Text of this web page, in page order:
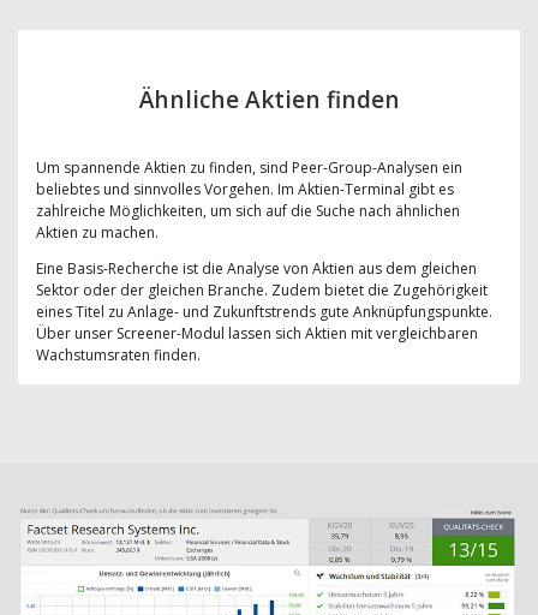
Ähnliche Aktien finden
Um spannende Aktien zu finden, sind Peer-Group-Analysen ein
beliebtes und sinnvolles Vorgehen. Im Aktien-Terminal gibt es
zahlreiche Möglichkeiten, um sich auf die Suche nach ähnlichen
Aktien zu machen.
Eine Basis-Recherche ist die Analyse von Aktien aus dem gleichen
Sektor oder der gleichen Branche. Zudem bietet die Zugehörigkeit
eines Titel zu Anlage- und Zukunftstrends gute Anknüpfungspunkte.
Über unser Screener-Modul lassen sich Aktien mit vergleichbaren
Wachstumsraten finden.